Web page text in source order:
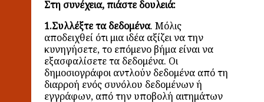
Στη συνέχεια, πιάστε δουλειά:
1.Συλλέξτε τα δεδομένα. Μόλις
αποδειχθεί ότι μια ιδέα αξίζει να την
κυνηγήσετε, το επόμενο βήμα είναι να
εξασφαλίσετε τα δεδομένα. Οι
δημοσιογράφοι αντλούν δεδομένα από τη
διαρροή ενός συνόλου δεδομένων ή
εγγράφων, από την υποβολή αιτημάτων